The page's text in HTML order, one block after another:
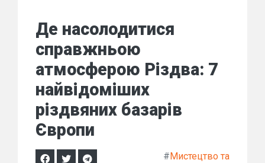
Де насолодитися
справжньою
атмосферою Різдва: 7
найвідоміших
різдвяних базарів
Європи
#Мистецтво та